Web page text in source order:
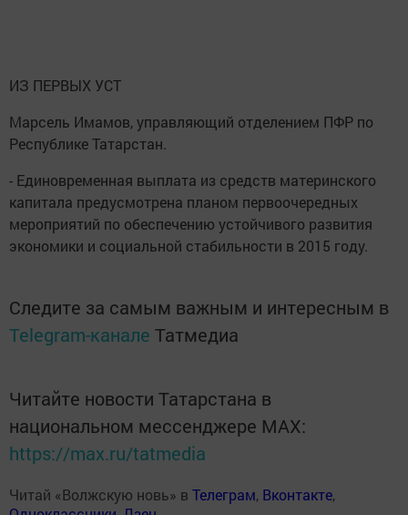
ИЗ ПЕРВЫХ УСТ
Марсель Имамов, управляющий отделением ПФР по
Республике Татарстан.
- Единовременная выплата из средств материнского
капитала предусмотрена планом первоочередных
мероприятий по обеспечению устойчивого развития
экономики и социальной стабильности в 2015 году.
Следите за самым важным и интересным в
Telegram-канале Татмедиа
Читайте новости Татарстана в
национальном мессенджере MАХ:
https://max.ru/tatmedia
Читай «Волжскую новь» в Телеграм, Вконтакте,